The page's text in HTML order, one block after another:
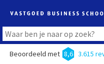
Beoordeeld met 8,6 3.615